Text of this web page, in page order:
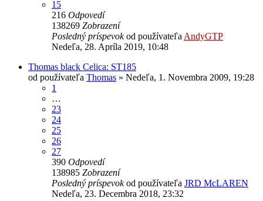
15
216 Odpovedí
138269 Zobrazení
Posledný príspevokod používateľa AndyGTP
Nedeľa, 28. Apríla 2019, 10:48
Thomas black Celica: ST185
od používateľa Thomas » Nedeľa, 1. Novembra 2009, 19:28
1
…
23
24
25
26
27
390 Odpovedí
138985 Zobrazení
Posledný príspevokod používateľa JRD McLAREN
Nedeľa, 23. Decembra 2018, 23:32